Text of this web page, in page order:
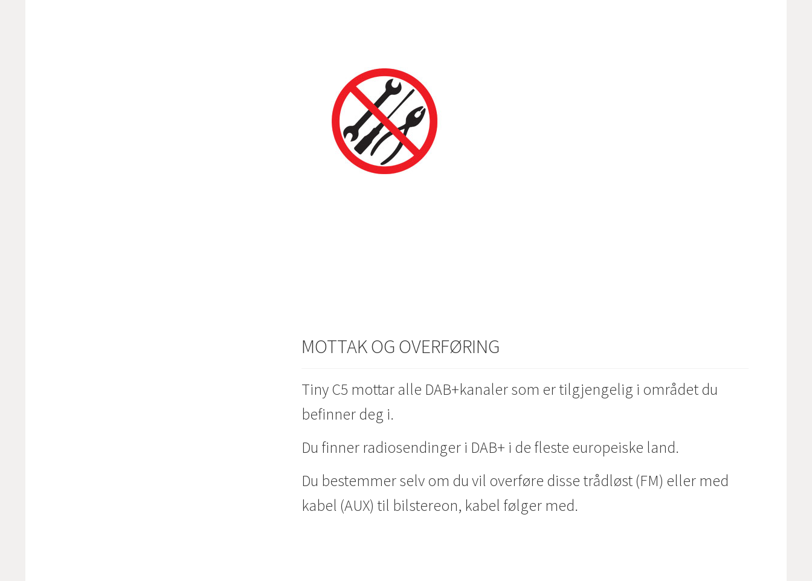
MOTTAK OG OVERFØRING
Tiny C5 mottar alle DAB+kanaler som er tilgjengelig i området du
befinner deg i.
Du finner radiosendinger i DAB+ i de fleste europeiske land.
Du bestemmer selv om du vil overføre disse trådløst (FM) eller med
kabel (AUX) til bilstereon, kabel følger med.